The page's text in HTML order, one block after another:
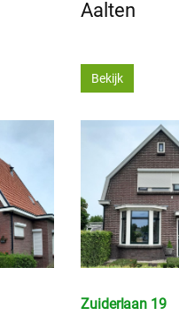
Aalten
Bekijk
Zuiderlaan 19